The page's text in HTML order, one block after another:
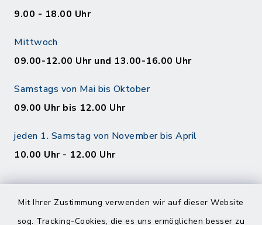
Mit Ihrer Zustimmung verwenden wir auf dieser Website
sog. Tracking-Cookies, die es uns ermöglichen besser zu
9.00 - 18.00 Uhr
Mittwoch
09.00-12.00 Uhr und 13.00-16.00 Uhr
Samstags von Mai bis Oktober
09.00 Uhr bis 12.00 Uhr
jeden 1. Samstag von November bis April
10.00 Uhr - 12.00 Uhr